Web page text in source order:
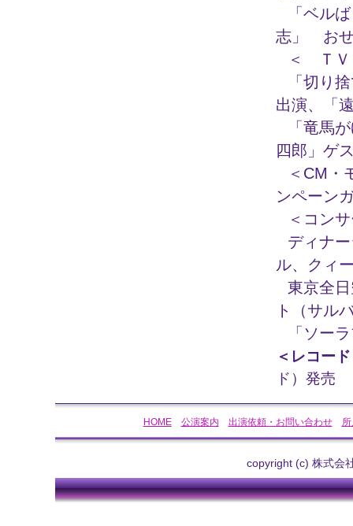
「ベル
志」 お
＜ Ｔ
「切り
出演、「
「竜馬
四郎」ゲ
＜CM・
ンペーン
＜コン
ディナ
ル、クィ
東京全
ト（サル
「ソー
＜レコー
ド）発売
HOME 公演案内 出演依頼・お問い合わせ
copyright (c) 株式会